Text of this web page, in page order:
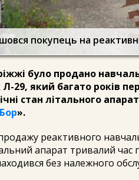
покупець на
було продано
29, який багато років
стан літального
».
реактивного
апарат тривалий час
без належного